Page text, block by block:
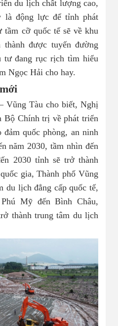
du lịch chất lượng cao,
là động lực để tỉnh phát
tầm cỡ quốc tế sẽ về khu
được tuyến đường
tư đang rục rịch tìm hiểu
Ngọc Hải cho hay.
Vũng Tàu cho biết, Nghị
Bộ Chính trị về phát triển
quốc phòng, an ninh
năm 2030, tầm nhìn đến
2030 tỉnh sẽ trở thành
gia, Thành phố Vũng
du lịch đẳng cấp quốc tế,
Mỹ đến Bình Châu,
thành trung tâm du lịch